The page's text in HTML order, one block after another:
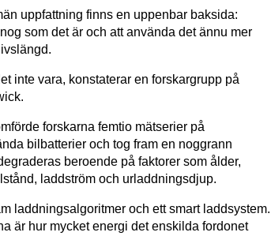
uppfattning finns en uppenbar baksida:
som det är och att använda det ännu mer
inte vara, konstaterar en forskargrupp på
forskarna femtio mätserier på
bilbatterier och tog fram en noggrann
beroende på faktorer som ålder,
laddström och urladdningsdjup.
laddningsalgoritmer och ett smart laddsystem.
är hur mycket energi det enskilda fordonet